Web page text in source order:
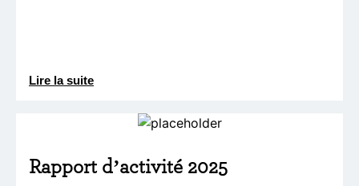
Lire la suite
Rapport d’activité 2025